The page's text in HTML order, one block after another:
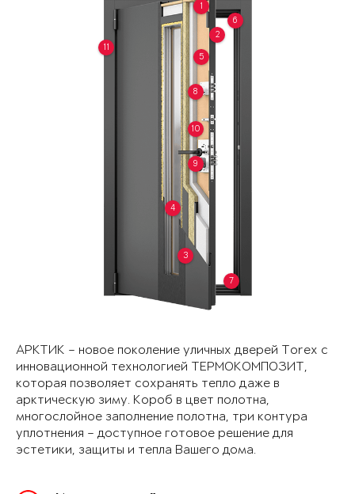
1
2
3
4
5
6
7
8
9
10
11
АРКТИК – новое поколение уличных дверей Torex с
инновационной технологией ТЕРМОКОМПОЗИТ,
которая позволяет сохранять тепло даже в
арктическую зиму. Короб в цвет полотна,
многослойное заполнение полотна, три контура
уплотнения – доступное готовое решение для
эстетики, защиты и тепла Вашего дома.